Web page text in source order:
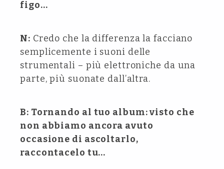
figo…
N: Credo che la differenza la facciano
semplicemente i suoni delle
strumentali – più elettroniche da una
parte, più suonate dall’altra.
B: Tornando al tuo album: visto che
non abbiamo ancora avuto
occasione di ascoltarlo,
raccontacelo tu…